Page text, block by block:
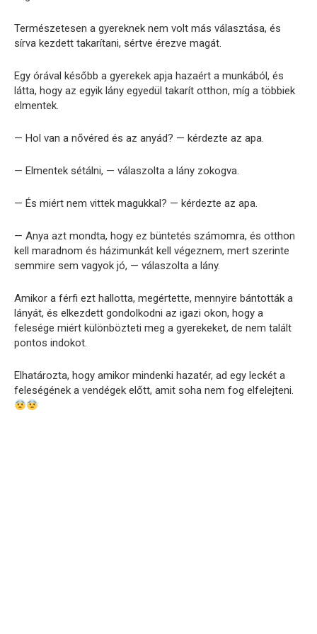
Természetesen a gyereknek nem volt más választása, és
sírva kezdett takarítani, sértve érezve magát.
Egy órával később a gyerekek apja hazaért a munkából, és
látta, hogy az egyik lány egyedül takarít otthon, míg a többiek
elmentek.
— Hol van a nővéred és az anyád? — kérdezte az apa.
— Elmentek sétálni, — válaszolta a lány zokogva.
— És miért nem vittek magukkal? — kérdezte az apa.
— Anya azt mondta, hogy ez büntetés számomra, és otthon
kell maradnom és házimunkát kell végeznem, mert szerinte
semmire sem vagyok jó, — válaszolta a lány.
Amikor a férfi ezt hallotta, megértette, mennyire bántották a
lányát, és elkezdett gondolkodni az igazi okon, hogy a
felesége miért különbözteti meg a gyerekeket, de nem talált
pontos indokot.
Elhatározta, hogy amikor mindenki hazatér, ad egy leckét a
feleségének a vendégek előtt, amit soha nem fog elfelejteni.